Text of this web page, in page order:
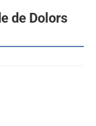
de Dolors